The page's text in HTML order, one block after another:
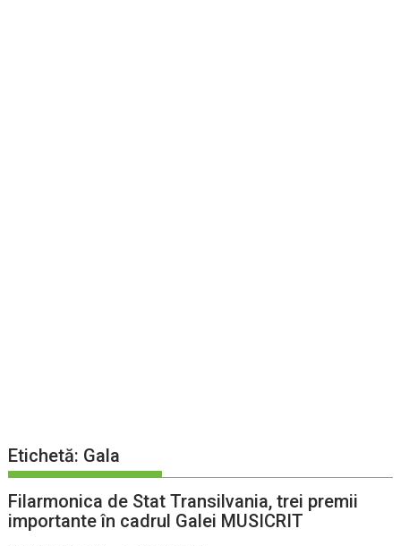
Etichetă: Gala
Filarmonica de Stat Transilvania, trei premii
importante în cadrul Galei MUSICRIT